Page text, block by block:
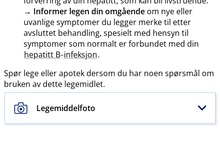
→ Informer legen din omgående om nye eller
uvanlige symptomer du legger merke til etter
avsluttet behandling, spesielt med hensyn til
symptomer som normalt er forbundet med din
hepatitt B-infeksjon.
Spør lege eller apotek dersom du har noen spørsmål om
bruken av dette legemidlet.
Legemiddelfoto